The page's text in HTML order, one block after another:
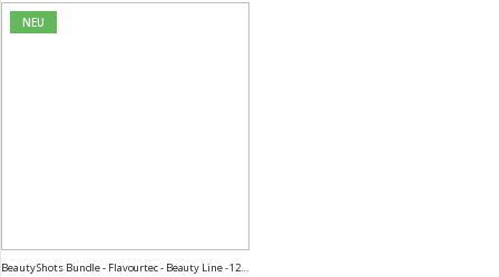
NEU